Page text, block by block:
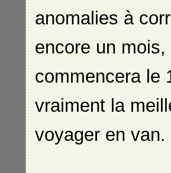
anomalies à
encore un
commencera le
vraiment la
voyager en van.